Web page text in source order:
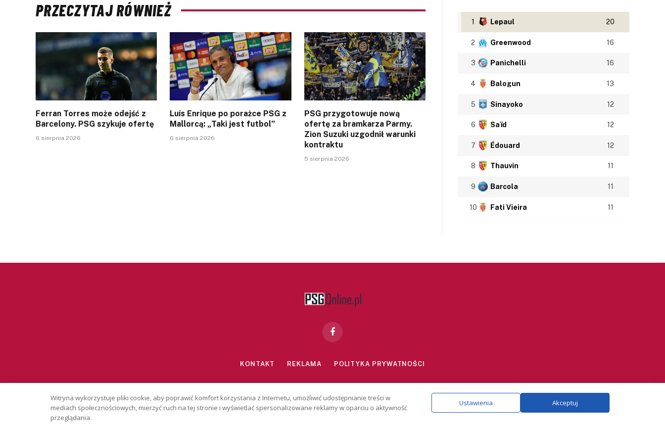
PRZECZYTAJ RÓWNIEŻ
Ferran Torres może odejść z
Barcelony. PSG szykuje ofertę
6 sierpnia 2026
Luís Enrique po porażce PSG z
Mallorcą: „Taki jest futbol”
6 sierpnia 2026
PSG przygotowuje nową
ofertę za bramkarza Parmy.
Zion Suzuki uzgodnił warunki
kontraktu
5 sierpnia 2026
1 Lepaul 20
2 Greenwood 16
3 Panichelli 16
4 Balogun 13
5 Sinayoko 12
6 Saïd 12
7 Édouard 12
8 Thauvin 11
9 Barcola 11
10 Fati Vieira 11
Facebook
KONTAKT REKLAMA POLITYKA PRYWATNOŚCI
Copyright © 2026 PSGonline.pl
Witryna wykorzystuje pliki cookie, aby poprawić komfort korzystania z Internetu, umożliwić udostępnianie treści w
mediach społecznościowych, mierzyć ruch na tej stronie i wyświetlać spersonalizowane reklamy w oparciu o aktywność
przeglądania.
Ustawienia Akceptuj